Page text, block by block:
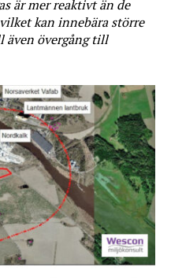
är mer reaktivt än de
kan innebära större
även övergång till